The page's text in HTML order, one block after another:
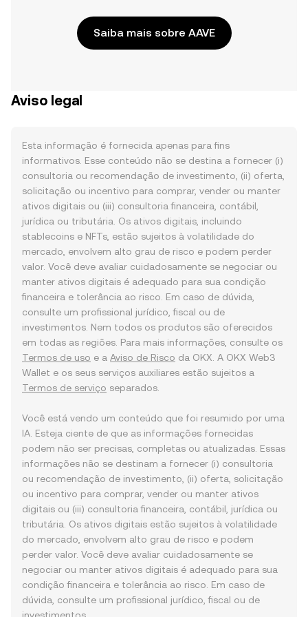
Saiba mais sobre AAVE
Aviso legal
Esta informação é fornecida apenas para fins
informativos. Esse conteúdo não se destina a fornecer (i)
consultoria ou recomendação de investimento, (ii) oferta,
solicitação ou incentivo para comprar, vender ou manter
ativos digitais ou (iii) consultoria financeira, contábil,
jurídica ou tributária. Os ativos digitais, incluindo
stablecoins e NFTs, estão sujeitos à volatilidade do
mercado, envolvem alto grau de risco e podem perder
valor. Você deve avaliar cuidadosamente se negociar ou
manter ativos digitais é adequado para sua condição
financeira e tolerância ao risco. Em caso de dúvida,
consulte um profissional jurídico, fiscal ou de
investimentos. Nem todos os produtos são oferecidos
em todas as regiões. Para mais informações, consulte os
Termos de uso e a Aviso de Risco da OKX. A OKX Web3
Wallet e os seus serviços auxiliares estão sujeitos a
Termos de serviço separados.
Você está vendo um conteúdo que foi resumido por uma
IA. Esteja ciente de que as informações fornecidas
podem não ser precisas, completas ou atualizadas. Essas
informações não se destinam a fornecer (i) consultoria
ou recomendação de investimento, (ii) oferta, solicitação
ou incentivo para comprar, vender ou manter ativos
digitais ou (iii) consultoria financeira, contábil, jurídica ou
tributária. Os ativos digitais estão sujeitos à volatilidade
do mercado, envolvem alto grau de risco e podem
perder valor. Você deve avaliar cuidadosamente se
negociar ou manter ativos digitais é adequado para sua
condição financeira e tolerância ao risco. Em caso de
dúvida, consulte um profissional jurídico, fiscal ou de